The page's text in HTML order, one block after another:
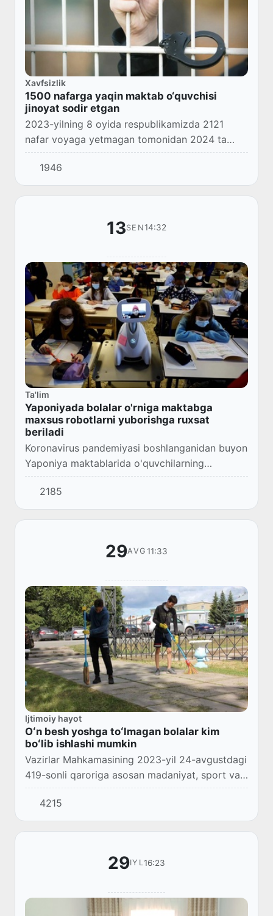
Xavfsizlik
1500 nafarga yaqin maktab o‘quvchisi
jinoyat sodir etgan
2023-yilning 8 oyida respublikamizda 2121
nafar voyaga yetmagan tomonidan 2024 ta
jinoyat sodir etilgan.
1946
13SEN14:32
Ta'lim
Yaponiyada bolalar o'rniga maktabga
maxsus robotlarni yuborishga ruxsat
beriladi
Koronavirus pandemiyasi boshlanganidan buyon
Yaponiya maktablarida o'quvchilarning
darslarda bevosita ishtirokini kamaytirish
tendensiyasi kuzatildi.
2185
29AVG 11:33
Ijtimoiy hayot
Oʻn besh yoshga toʻlmagan bolalar kim
boʻlib ishlashi mumkin
Vazirlar Mahkamasining 2023-yil 24-avgustdagi
419-sonli qaroriga asosan madaniyat, sport va
ommaviy axborot vositalari sohasidagi kasb va
lavozimlar roʻyxati tasdiqlandi.
4215
29IYL16:23